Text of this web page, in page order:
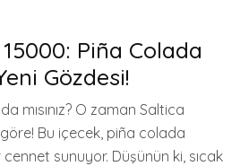
Piña Colada
Gözdesi!
mısınız? O zaman Saltica
Bu içecek, piña colada
sunuyor. Düşünün ki, sıcak